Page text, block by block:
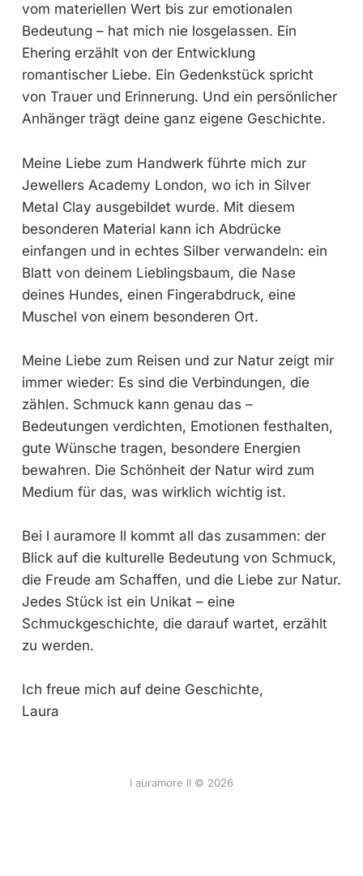
vom materiellen Wert bis zur emotionalen
Bedeutung – hat mich nie losgelassen. Ein
Ehering erzählt von der Entwicklung
romantischer Liebe. Ein Gedenkstück spricht
von Trauer und Erinnerung. Und ein persönlicher
Anhänger trägt deine ganz eigene Geschichte.
Meine Liebe zum Handwerk führte mich zur
Jewellers Academy London, wo ich in Silver
Metal Clay ausgebildet wurde. Mit diesem
besonderen Material kann ich Abdrücke
einfangen und in echtes Silber verwandeln: ein
Blatt von deinem Lieblingsbaum, die Nase
deines Hundes, einen Fingerabdruck, eine
Muschel von einem besonderen Ort.
Meine Liebe zum Reisen und zur Natur zeigt mir
immer wieder: Es sind die Verbindungen, die
zählen. Schmuck kann genau das –
Bedeutungen verdichten, Emotionen festhalten,
gute Wünsche tragen, besondere Energien
bewahren. Die Schönheit der Natur wird zum
Medium für das, was wirklich wichtig ist.
Bei l auramore ll kommt all das zusammen: der
Blick auf die kulturelle Bedeutung von Schmuck,
die Freude am Schaffen, und die Liebe zur Natur.
Jedes Stück ist ein Unikat – eine
Schmuckgeschichte, die darauf wartet, erzählt
zu werden.
Ich freue mich auf deine Geschichte,
Laura
l auramore ll © 2026